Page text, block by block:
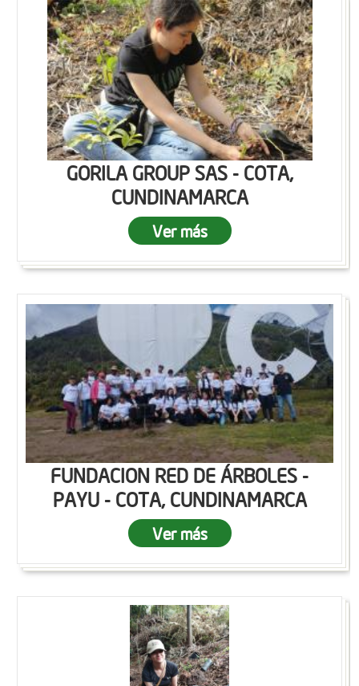
GORILA GROUP SAS - COTA,
CUNDINAMARCA
Ver más
FUNDACION RED DE ÁRBOLES -
PAYU - COTA, CUNDINAMARCA
Ver más